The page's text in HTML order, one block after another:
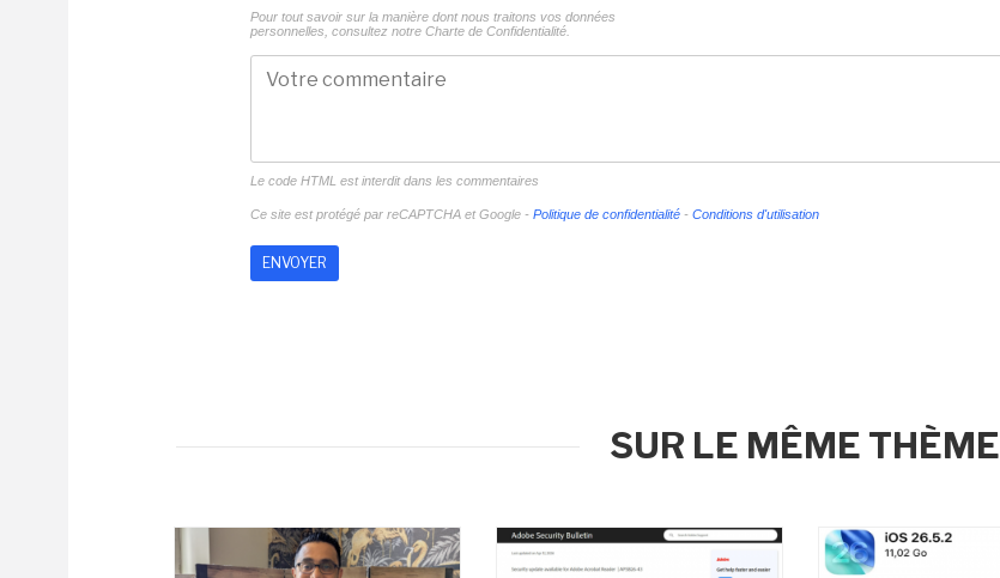
Pour tout savoir sur la manière dont nous traitons vos données
personnelles, consultez notre Charte de Confidentialité.
Le code HTML est interdit dans les commentaires
Ce site est protégé par reCAPTCHA et Google - Politique de confidentialité - Conditions d'utilisation
SUR LE MÊME THÈME